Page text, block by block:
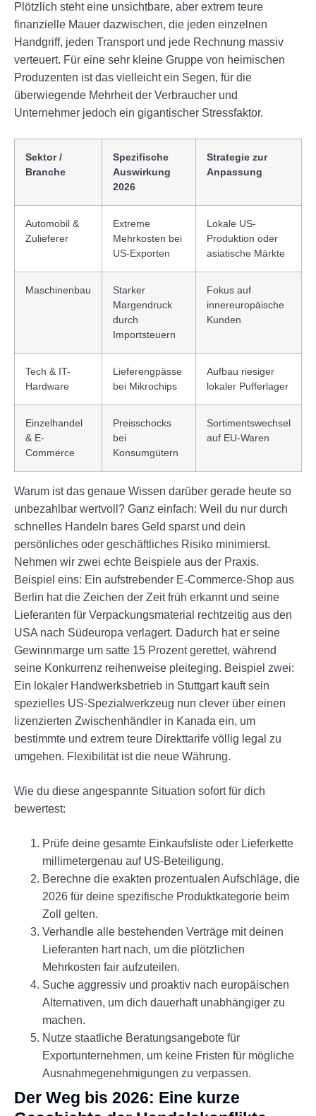
Plötzlich steht eine unsichtbare, aber extrem teure
finanzielle Mauer dazwischen, die jeden einzelnen
Handgriff, jeden Transport und jede Rechnung massiv
verteuert. Für eine sehr kleine Gruppe von heimischen
Produzenten ist das vielleicht ein Segen, für die
überwiegende Mehrheit der Verbraucher und
Unternehmer jedoch ein gigantischer Stressfaktor.
Sektor /
Branche
Spezifische
Auswirkung
2026
Strategie zur
Anpassung
Automobil &
Zulieferer
Extreme
Mehrkosten bei
US-Exporten
Lokale US-
Produktion oder
asiatische Märkte
Maschinenbau
Starker
Margendruck
durch
Importsteuern
Fokus auf
innereuropäische
Kunden
Tech & IT-
Hardware
Lieferengpässe
bei Mikrochips
Aufbau riesiger
lokaler Pufferlager
Einzelhandel
& E-
Commerce
Preisschocks
bei
Konsumgütern
Sortimentswechsel
auf EU-Waren
Warum ist das genaue Wissen darüber gerade heute so
unbezahlbar wertvoll? Ganz einfach: Weil du nur durch
schnelles Handeln bares Geld sparst und dein
persönliches oder geschäftliches Risiko minimierst.
Nehmen wir zwei echte Beispiele aus der Praxis.
Beispiel eins: Ein aufstrebender E-Commerce-Shop aus
Berlin hat die Zeichen der Zeit früh erkannt und seine
Lieferanten für Verpackungsmaterial rechtzeitig aus den
USA nach Südeuropa verlagert. Dadurch hat er seine
Gewinnmarge um satte 15 Prozent gerettet, während
seine Konkurrenz reihenweise pleiteging. Beispiel zwei:
Ein lokaler Handwerksbetrieb in Stuttgart kauft sein
spezielles US-Spezialwerkzeug nun clever über einen
lizenzierten Zwischenhändler in Kanada ein, um
bestimmte und extrem teure Direkttarife völlig legal zu
umgehen. Flexibilität ist die neue Währung.
Wie du diese angespannte Situation sofort für dich
bewertest:
Prüfe deine gesamte Einkaufsliste oder Lieferkette
millimetergenau auf US-Beteiligung.
Berechne die exakten prozentualen Aufschläge, die
2026 für deine spezifische Produktkategorie beim
Zoll gelten.
Verhandle alle bestehenden Verträge mit deinen
Lieferanten hart nach, um die plötzlichen
Mehrkosten fair aufzuteilen.
Suche aggressiv und proaktiv nach europäischen
Alternativen, um dich dauerhaft unabhängiger zu
machen.
Nutze staatliche Beratungsangebote für
Exportunternehmen, um keine Fristen für mögliche
Ausnahmegenehmigungen zu verpassen.
Der Weg bis 2026: Eine kurze